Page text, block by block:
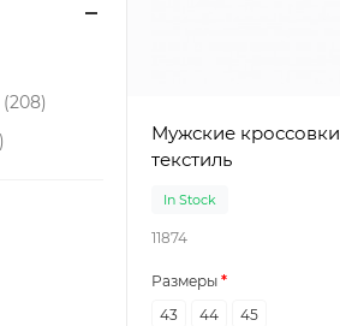
Мужские кроссовки черные
текстиль
In Stock
11874
Размеры
43
44 45